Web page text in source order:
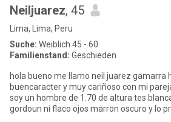
Neiljuarez, 45
Lima, Lima, Peru
Suche: Weiblich 45 - 60
Familienstand: Geschieden
hola bueno me llamo neil juarez gamarra hombre tranquilo de
buencaracter y muy cariñoso con mi
soy un hombre de 1.70 de altura tes blanca,contextura normal ni
gordoun ni flaco ojos marron oscuro y lo